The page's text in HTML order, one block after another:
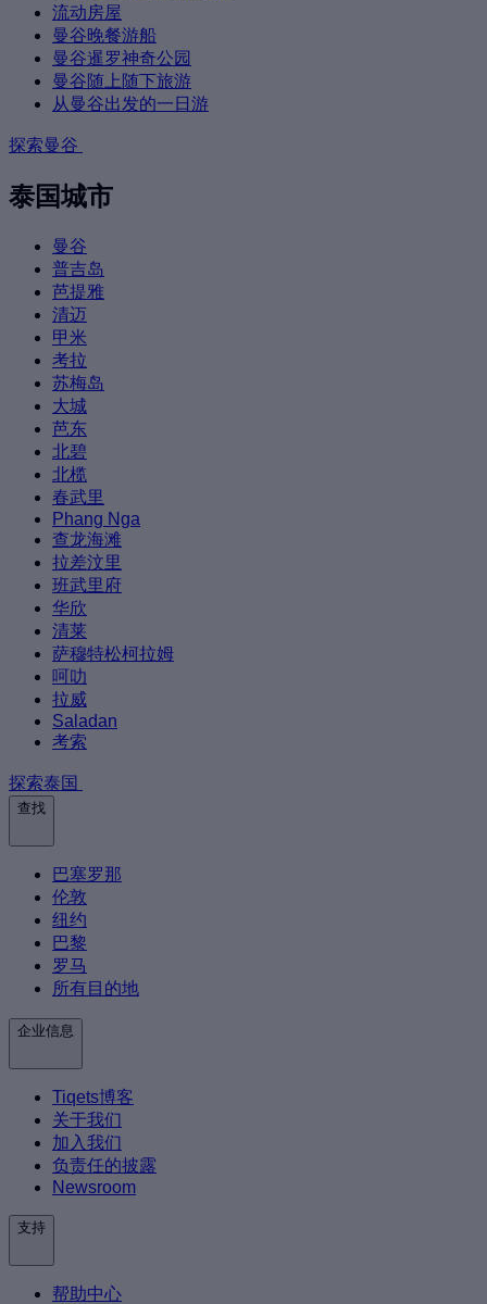
流动房屋
曼谷晚餐游船
曼谷暹罗神奇公园
曼谷随上随下旅游
从曼谷出发的一日游
探索曼谷
泰国城市
曼谷
普吉岛
芭提雅
清迈
甲米
考拉
苏梅岛
大城
芭东
北碧
北榄
春武里
Phang Nga
查龙海滩
拉差汶里
班武里府
华欣
清莱
萨穆特松柯拉姆
呵叻
拉威
Saladan
考索
探索泰国
查找
巴塞罗那
伦敦
纽约
巴黎
罗马
所有目的地
企业信息
Tiqets博客
关于我们
加入我们
负责任的披露
Newsroom
支持
帮助中心